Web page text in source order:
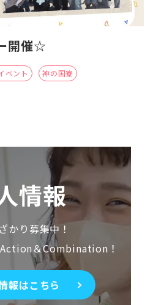
開催☆
ベント
神の国寮
情報
かり募集中！
＆Combination！
報はこちら